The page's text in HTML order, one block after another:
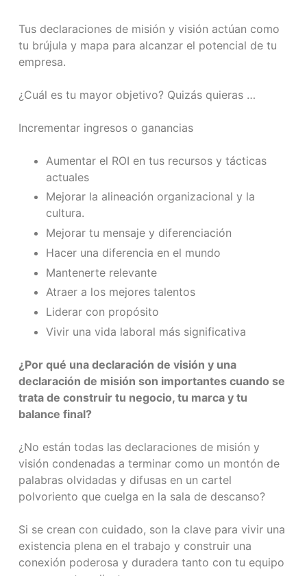
Tus declaraciones de misión y visión actúan como
tu brújula y mapa para alcanzar el potencial de tu
empresa.
¿Cuál es tu mayor objetivo? Quizás quieras …
Incrementar ingresos o ganancias
Aumentar el ROI en tus recursos y tácticas
actuales
Mejorar la alineación organizacional y la
cultura.
Mejorar tu mensaje y diferenciación
Hacer una diferencia en el mundo
Mantenerte relevante
Atraer a los mejores talentos
Liderar con propósito
Vivir una vida laboral más significativa
¿Por qué una declaración de visión y una
declaración de misión son importantes cuando se
trata de construir tu negocio, tu marca y tu
balance final?
¿No están todas las declaraciones de misión y
visión condenadas a terminar como un montón de
palabras olvidadas y difusas en un cartel
polvoriento que cuelga en la sala de descanso?
Si se crean con cuidado, son la clave para vivir una
existencia plena en el trabajo y construir una
conexión poderosa y duradera tanto con tu equipo